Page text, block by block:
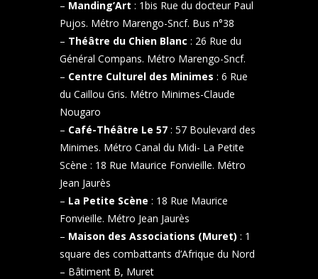
– Manding’Art : 1bis Rue du docteur Paul
Pujos. Métro Marengo-Sncf. Bus n°38
– Théâtre du Chien Blanc : 26 Rue du
Général Compans. Métro Marengo-Sncf.
– Centre Culturel des Minimes : 6 Rue
du Caillou Gris. Métro Minimes-Claude
Nougaro
– Café-Théâtre Le 57 : 57 Boulevard des
Minimes. Métro Canal du Midi- La Petite
Scène : 18 Rue Maurice Fonvieille. Métro
Jean Jaurès
– La Petite Scène : 18 Rue Maurice
Fonvieille. Métro Jean Jaurès
– Maison des Associations (Muret) : 1
square des combattants d’Afrique du Nord
– Bâtiment B, Muret